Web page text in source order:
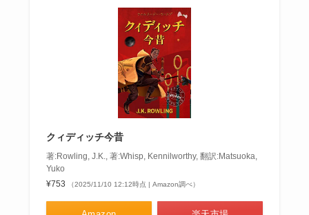
クィディッチ今昔
著:Rowling, J.K., 著:Whisp, Kennilworthy, 翻訳:Matsuoka,
Yuko
¥753
（2025/11/10 12:12時点 | Amazon調べ）